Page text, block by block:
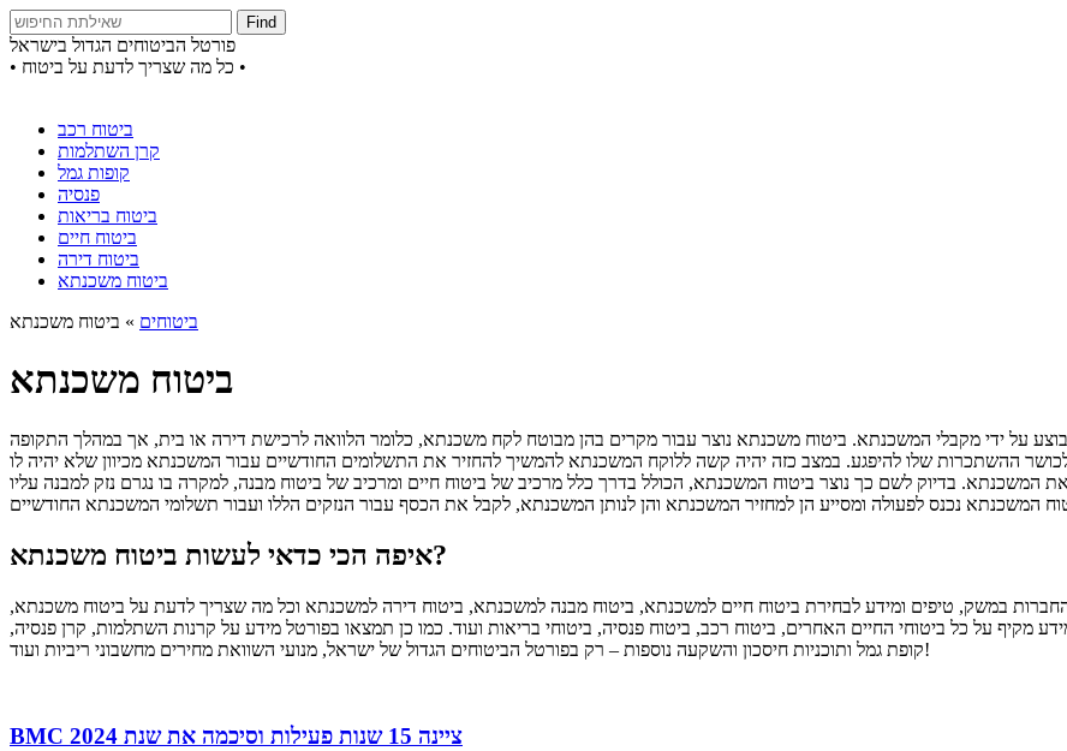
Find
פורטל הביטוחים הגדול בישראל
• כל מה שצריך לדעת על ביטוח •
ביטוח רכב
קרן השתלמות
קופות גמל
פנסיה
ביטוח בריאות
ביטוח חיים
ביטוח דירה
ביטוח משכנתא
ביטוחים » ביטוח משכנתא
ביטוח משכנתא
על ידי מקבלי המשכנתא. ביטוח משכנתא נוצר עבור מקרים בהן מבוטח לקח משכנתא, כלומר הלוואה לרכישת דירה או בית, אך במהלך התקופה
ההשתכרות שלו להיפגע. במצב כזה יהיה קשה ללוקח המשכנתא להמשיך להחזיר את התשלומים החודשיים עבור המשכנתא מכיוון שלא יהיה לו
המשכנתא. בדיוק לשם כך נוצר ביטוח המשכנתא, הכולל בדרך כלל מרכיב של ביטוח חיים ומרכיב של ביטוח מבנה, למקרה בו נגרם נזק למבנה עליו
איפה הכי כדאי לעשות ביטוח משכנתא?
במשק, טיפים ומידע לבחירת ביטוח חיים למשכנתא, ביטוח מבנה למשכנתא, ביטוח דירה למשכנתא וכל מה שצריך לדעת על ביטוח משכנתא,
מקיף על כל ביטוחי החיים האחרים, ביטוח רכב, ביטוח פנסיה, ביטוחי בריאות ועוד. כמו כן תמצאו בפורטל מידע על קרנות השתלמות, קרן פנסיה,
קופת גמל ותוכניות חיסכון והשקעה נוספות – רק בפורטל הביטוחים הגדול של ישראל, מנועי השוואת מחירים מחשבוני ריביות ועוד!
BMC ציינה 15 שנות פעילות וסיכמה את שנת 2024